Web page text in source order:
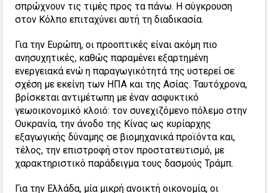
σπρώχνουν τις τιμές προς τα πάνω. Η σύγκρουση
στον Κόλπο επιταχύνει αυτή τη διαδικασία.
Για την Ευρώπη, οι προοπτικές είναι ακόμη πιο
ανησυχητικές, καθώς παραμένει εξαρτημένη
ενεργειακά ενώ η παραγωγικότητά της υστερεί σε
σχέση με εκείνη των ΗΠΑ και της Ασίας. Ταυτόχρονα,
βρίσκεται αντιμέτωπη με έναν ασφυκτικό
γεωοικονομικό κλοιό: τον συνεχιζόμενο πόλεμο στην
Ουκρανία, την άνοδο της Κίνας ως κυρίαρχης
εξαγωγικής δύναμης σε βιομηχανικά προϊόντα και,
τέλος, την επιστροφή στον προστατευτισμό, με
χαρακτηριστικό παράδειγμα τους δασμούς Τράμπ.
Για την Ελλάδα, μία μικρή ανοικτή οικονομία, οι